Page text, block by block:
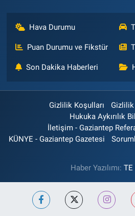
Hava Durumu
Puan Durumu ve Fikstür
Son Dakika Haberleri
Gizlilik Koşulları
Hukuka Aykırılık
İletişim - Gaziantep
KÜNYE - Gaziantep Gazetesi
Haber Yazılımı: